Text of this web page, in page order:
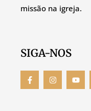
missão na igreja.
SIGA-NOS